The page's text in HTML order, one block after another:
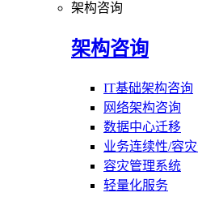
架构咨询
架构咨询
IT基础架构咨询
网络架构咨询
数据中心迁移
业务连续性/容
容灾管理系统
轻量化服务